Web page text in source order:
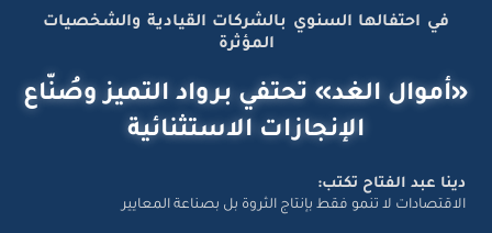
في احتفالها السنوي بالشركات القيادية والشخصيات
المؤثرة
«أموال الغد» تحتفي برواد التميز وصُنّاع
الإنجازات الاستثنائية
دينا عبد الفتاح تكتب:
الاقتصادات لا تنمو فقط بإنتاج الثروة بل بصناعة المعايير